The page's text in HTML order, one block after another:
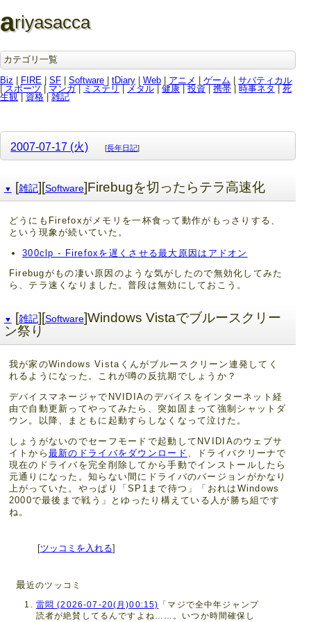
ariyasacca
カテゴリ一覧
Biz
FIRE SF Software tDiary Web アニメ ゲーム
サバティカル
スポーツ | マンガ| ミステリ メタル 健康 投資 携帯 | 時事ネタ
死
生観
資格| 雑記
2007-07-17 (火) [長年日記]
▼ [雑記][Software]Firebugを切ったらテラ高速化
どうにもFirefoxがメモリを一杯食って動作がもっさりする、
という現象が続いていた。
300clp - Firefoxを遅くさせる最大原因はアドオン
Firebugがもの凄い原因のような気がしたので無効化してみた
ら、テラ速くなりました。普段は無効にしておこう。
▼ [雑記][Software]Windows Vistaでブルースクリー
ン祭り
我が家のWindows Vistaくんがブルースクリーン連発してく
れるようになった。これが噂の反抗期でしょうか？
デバイスマネージャでNVIDIAのデバイスをインターネット経
由で自動更新ってやってみたら、突如固まって強制シャットダ
ウン。以降、まともに起動すらしなくなって泣けた。
しょうがないのでセーフモードで起動してNVIDIAのウェブサ
イトから 最新のドライバをダウンロード
、ドライバクリーナで
現在のドライバを完全削除してから手動でインストールしたら
元通りになった。知らない間にドライバのバージョンがかなり
上がっていた。やっぱり「SP1まで待つ」「おれはWindows
2000で最後まで戦う」とゆったり構えている人が勝ち組です
ね。
[ツッコミを入れる]
最近のツッコミ
雷悶 (2026-07-20(月)00:15)
「マジで全中年ジャンプ
読者が絶賛してるんですよね……。いつか時間確保し